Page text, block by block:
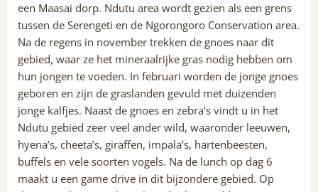
een Maasai dorp. Ndutu area wordt gezien als een grens
tussen de Serengeti en de Ngorongoro Conservation area.
Na de regens in november trekken de gnoes naar dit
gebied, waar ze het mineraalrijke gras nodig hebben om
hun jongen te voeden. In februari worden de jonge gnoes
geboren en zijn de graslanden gevuld met duizenden
jonge kalfjes. Naast de gnoes en zebra’s vindt u in het
Ndutu gebied zeer veel ander wild, waaronder leeuwen,
hyena’s, cheeta’s, giraffen, impala’s, hartenbeesten,
buffels en vele soorten vogels. Na de lunch op dag 6
maakt u een game drive in dit bijzondere gebied. Op